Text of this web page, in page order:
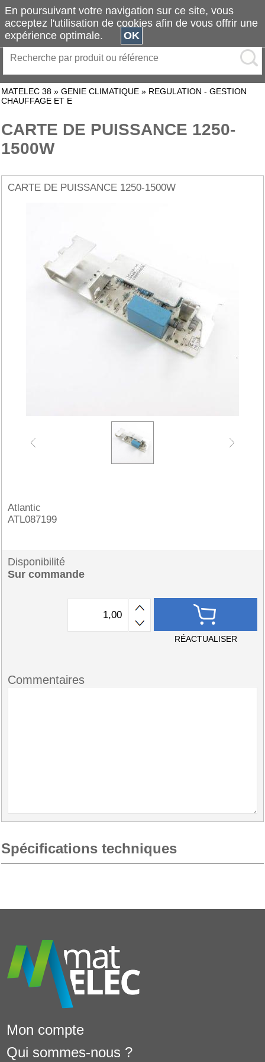
MATELEC 38 » GENIE CLIMATIQUE » REGULATION - GESTION
CHAUFFAGE ET E
CARTE DE PUISSANCE 1250-
1500W
CARTE DE PUISSANCE 1250-1500W
Atlantic
ATL087199
Disponibilité
Sur commande
RÉACTUALISER
Commentaires
Spécifications techniques
Mon compte
Qui sommes-nous ?
En poursuivant votre navigation sur ce site, vous
acceptez l'utilisation de cookies afin de vous offrir une
expérience optimale.
OK